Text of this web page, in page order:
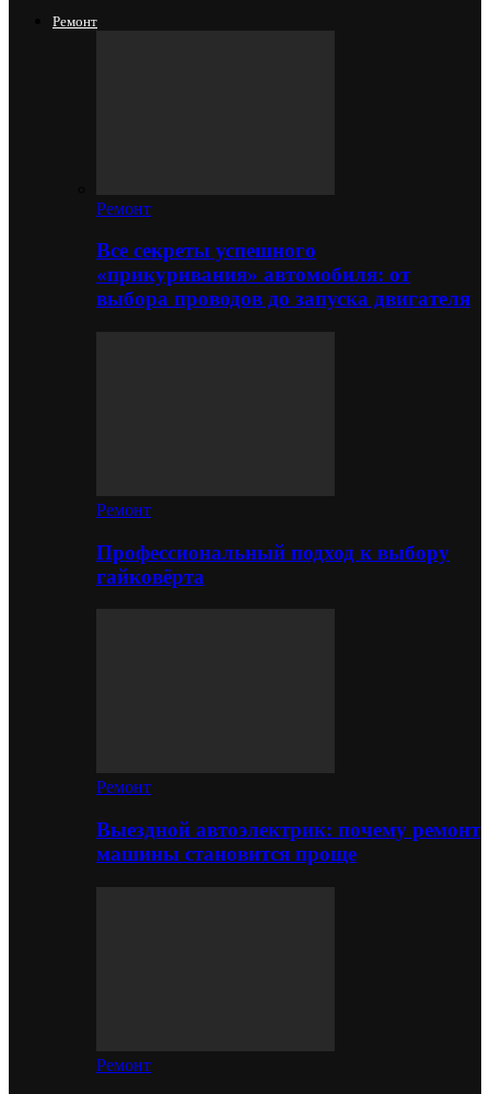
Ремонт
Ремонт
Все секреты успешного
«прикуривания» автомобиля: от
выбора проводов до запуска двигателя
Ремонт
Профессиональный подход к выбору
гайковёрта
Ремонт
Выездной автоэлектрик: почему ремонт
машины становится проще
Ремонт